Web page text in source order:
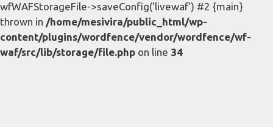
wfWAFStorageFile->saveConfig('livewaf') #2 {main}
thrown in /home/mesivira/public_html/wp-
content/plugins/wordfence/vendor/wordfence/wf-
waf/src/lib/storage/file.php on line 34